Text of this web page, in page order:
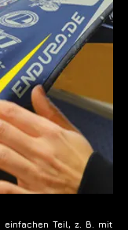
einfachen Teil, z. B. mit